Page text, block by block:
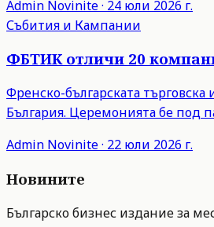
Admin Novinite· 24 юли 2026 г.
Събития и Кампании
ФБТИК отличи 20
Френско-българската
България. Церемонията бе под
Admin Novinite· 22 юли 2026 г.
Новините
Българско бизнес издание за